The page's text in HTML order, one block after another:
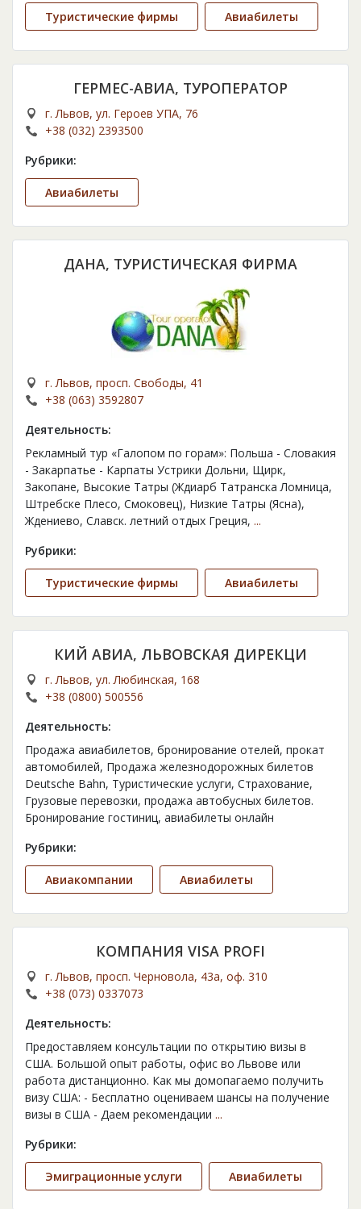
Туристические фирмы Авиабилеты
ГЕРМЕС-АВИА, ТУРОПЕРАТОР
г. Львов, ул. Героев УПА, 76
+38 (032) 2393500
Рубрики:
Авиабилеты
ДАНА, ТУРИСТИЧЕСКАЯ ФИРМА
г. Львов, просп. Свободы, 41
+38 (063) 3592807
Деятельность:
Рекламный тур «Галопом по горам»: Польша - Словакия
- Закарпатье - Карпаты Устрики Дольни, Щирк,
Закопане, Высокие Татры (Ждиарб Татранска Ломница,
Штребске Плесо, Смоковец), Низкие Татры (Ясна),
Ждениево, Славск. летний отдых Греция, ...
Рубрики:
Туристические фирмы Авиабилеты
КИЙ АВИА, ЛЬВОВСКАЯ ДИРЕКЦИ
г. Львов, ул. Любинская, 168
+38 (0800) 500556
Деятельность:
Продажа авиабилетов, бронирование отелей, прокат
автомобилей, Продажа железнодорожных билетов
Deutsche Bahn, Туристические услуги, Страхование,
Грузовые перевозки, продажа автобусных билетов.
Бронирование гостиниц, авиабилеты онлайн
Рубрики:
Авиакомпании Авиабилеты
КОМПАНИЯ VISA PROFI
г. Львов, просп. Черновола, 43а, оф. 310
+38 (073) 0337073
Деятельность:
Предоставляем консультации по открытию визы в
США. Большой опыт работы, офис во Львове или
работа дистанционно. Как мы домопагаемо получить
визу США: - Бесплатно оцениваем шансы на получение
визы в США - Даем рекомендации ...
Рубрики:
Эмиграционные услуги Авиабилеты